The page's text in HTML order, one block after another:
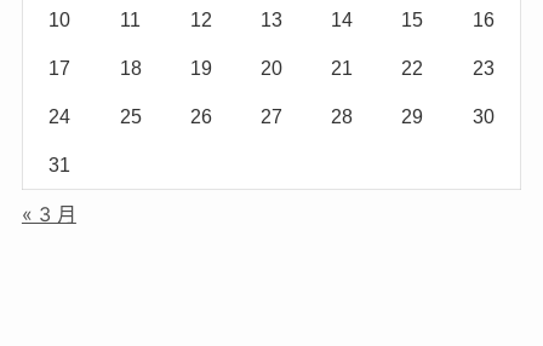
10 11 12 13 14 15 16
17 18 19 20 21 22 23
24 25 26 27 28 29 30
31
« 3 月